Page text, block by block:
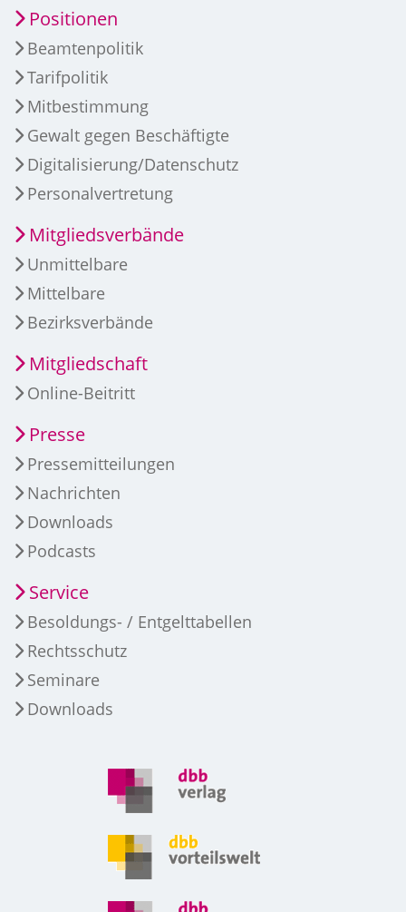
Positionen
Beamtenpolitik
Tarifpolitik
Mitbestimmung
Gewalt gegen Beschäftigte
Digitalisierung/Datenschutz
Personalvertretung
Mitgliedsverbände
Unmittelbare
Mittelbare
Bezirksverbände
Mitgliedschaft
Online-Beitritt
Presse
Pressemitteilungen
Nachrichten
Downloads
Podcasts
Service
Besoldungs- / Entgelttabellen
Rechtsschutz
Seminare
Downloads